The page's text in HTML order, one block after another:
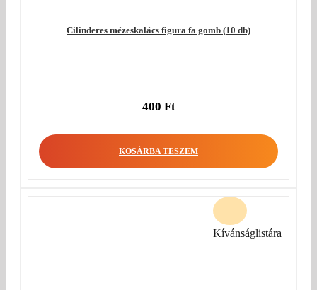
Cilinderes mézeskalács figura fa gomb (10 db)
400 Ft
KOSÁRBA TESZEM
Kívánságlistára